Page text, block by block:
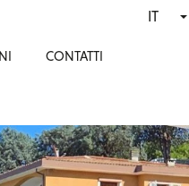
CONTATTI
IT